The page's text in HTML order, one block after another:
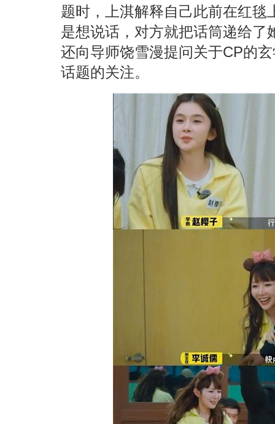
题时，上淇解释自己此前在红毯
是想说话，对方就把话筒递给了
还向导师饶雪漫提问关于CP的
话题的关注。